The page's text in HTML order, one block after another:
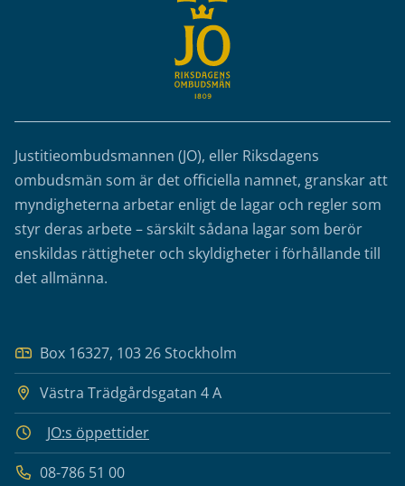
Justitieombudsmannen (JO), eller Riksdagens
ombudsmän som är det officiella namnet, granskar att
myndigheterna arbetar enligt de lagar och regler som
styr deras arbete – särskilt sådana lagar som berör
enskildas rättigheter och skyldigheter i förhållande till
det allmänna.
Box 16327, 103 26 Stockholm
Västra Trädgårdsgatan 4 A
JO:s öppettider
08-786 51 00